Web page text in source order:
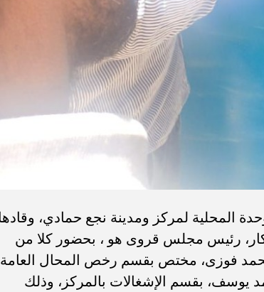
المحلية لمركز ومدينة نجع حمادي،
رئيس مجلس قروى هو ، بحضور كلا من
فوزى، مختص بقسم رخص المحال العامة
يوسف، بقسم الإشغالات بالمركز، وذلك